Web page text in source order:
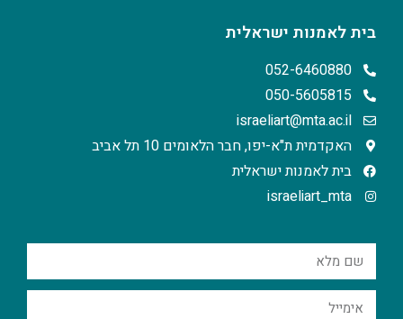
בית לאמנות ישראלית
052-6460880
050-5605815
israeliart@mta.ac.il
האקדמית ת"א-יפו, חבר הלאומים 10 תל אביב
בית לאמנות ישראלית
israeliart_mta